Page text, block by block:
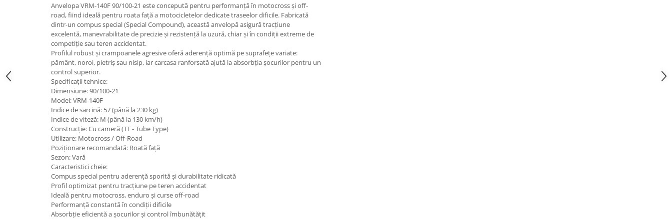
https://www.doctortrotineta.ro/cauciucuri-
cauciucuri-bicicleta
Camere bicicleta
Cauciuc tubeless cu GEL antipană
Accesorii
Trotinete electrice
Biciclete Electrice
Anvelope moto
Camere moto
Anvelope ATV
Cauciucuri bicicleta
Anvelope și Camere Utilaje
https://www.doctortrotineta.ro/plata-
forceOriginalForEdit=1&preview=00681
Anvelopa VRM-140F 90/100-21 este concepută pentru performanță în motocross și off-
road, fiind ideală pentru roata față a motocicletelor dedicate traseelor dificile. Fabricată
dintr-un compus special (Special Compound), această anvelopă asigură tracțiune
excelentă, manevrabilitate de precizie și rezistență la uzură, chiar și în condiții extreme de
competiție sau teren accidentat.
Profilul robust și crampoanele agresive oferă aderență optimă pe suprafețe variate:
pământ, noroi, pietriș sau nisip, iar carcasa ranforsată ajută la absorbția șocurilor pentru un
control superior.
Specificații tehnice:
Dimensiune: 90/100-21
Model: VRM-140F
Indice de sarcină: 57 (până la 230 kg)
Indice de viteză: M (până la 130 km/h)
Construcție: Cu cameră (TT - Tube Type)
Utilizare: Motocross / Off-Road
Poziționare recomandată: Roată față
Sezon: Vară
Caracteristici cheie:
Compus special pentru aderență sporită și durabilitate ridicată
Profil optimizat pentru tracțiune pe teren accidentat
Ideală pentru motocross, enduro și curse off-road
Performanță constantă în condiții dificile
Absorbție eficientă a șocurilor și control îmbunătățit